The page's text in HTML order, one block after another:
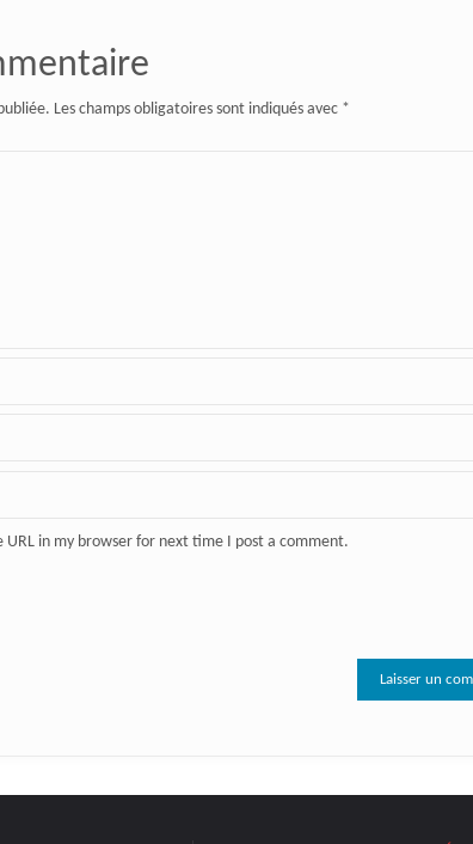
Les champs obligatoires sont indiqués avec *
URL in my browser for next time I post a comment.